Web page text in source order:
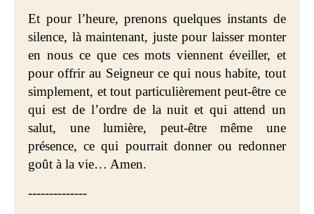
Et pour l’heure, prenons quelques instants de
silence, là maintenant, juste pour laisser monter
en nous ce que ces mots viennent éveiller, et
pour offrir au Seigneur ce qui nous habite, tout
simplement, et tout particulièrement peut-être ce
qui est de l’ordre de la nuit et qui attend un
salut, une lumière, peut-être même une
présence, ce qui pourrait donner ou redonner
goût à la vie… Amen.
--------------